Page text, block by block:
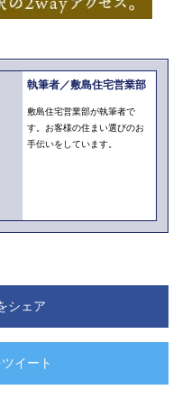
執筆者／敷島住宅営業部
敷島住宅営業部が執筆者で
す。お客様の住まい選びのお
手伝いをしています。
シェア
イート